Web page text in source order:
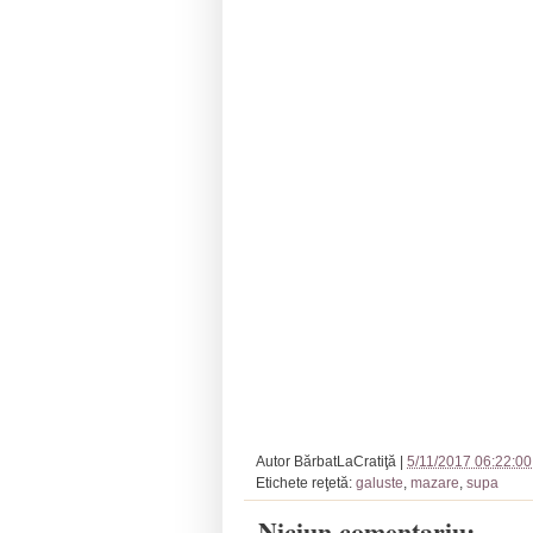
Autor BărbatLaCratiţă
5/11/2017
Etichete reţetă: galuste mazare supa